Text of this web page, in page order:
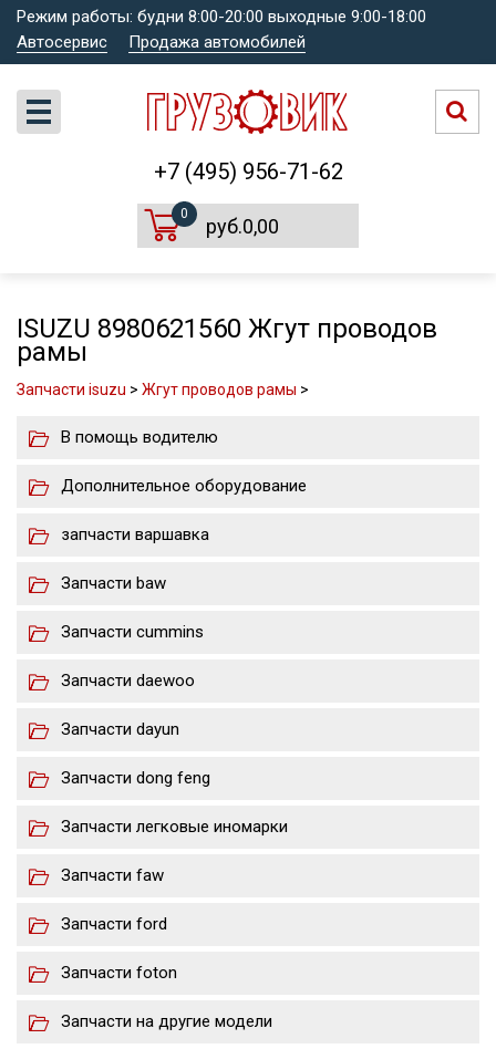
Режим работы: будни 8:00-20:00 выходные 9:00-18:00
Автосервис
Продажа автомобилей
+7 (495) 956-71-62
0
руб.0,00
ISUZU 8980621560 Жгут проводов
рамы
Запчасти isuzu > Жгут проводов рамы >
В помощь водителю
Дополнительное оборудование
запчасти варшавка
Запчасти baw
Запчасти cummins
Запчасти daewoo
Запчасти dayun
Запчасти dong feng
Запчасти легковые иномарки
Запчасти faw
Запчасти ford
Запчасти foton
Запчасти на другие модели